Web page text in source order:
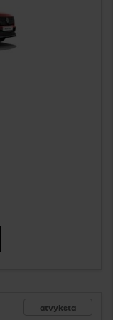
atvyksta